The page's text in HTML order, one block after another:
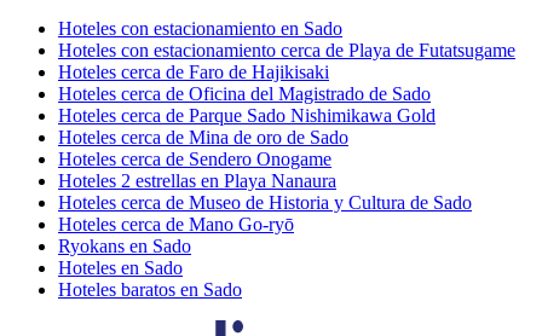
Hoteles con estacionamiento en Sado
Hoteles con estacionamiento cerca de Playa de Futatsugame
Hoteles cerca de Faro de Hajikisaki
Hoteles cerca de Oficina del Magistrado de Sado
Hoteles cerca de Parque Sado Nishimikawa Gold
Hoteles cerca de Mina de oro de Sado
Hoteles cerca de Sendero Onogame
Hoteles 2 estrellas en Playa Nanaura
Hoteles cerca de Museo de Historia y Cultura de Sado
Hoteles cerca de Mano Go-ryō
Ryokans en Sado
Hoteles en Sado
Hoteles baratos en Sado